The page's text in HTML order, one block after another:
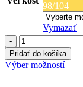
98/104
Vymazať
množstvo
Plavecké
tričko
dlhý
Pridať do košíka
Výber možnostíTento